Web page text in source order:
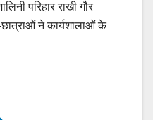
परिहार राखी गौर
ने कार्यशालाओं के